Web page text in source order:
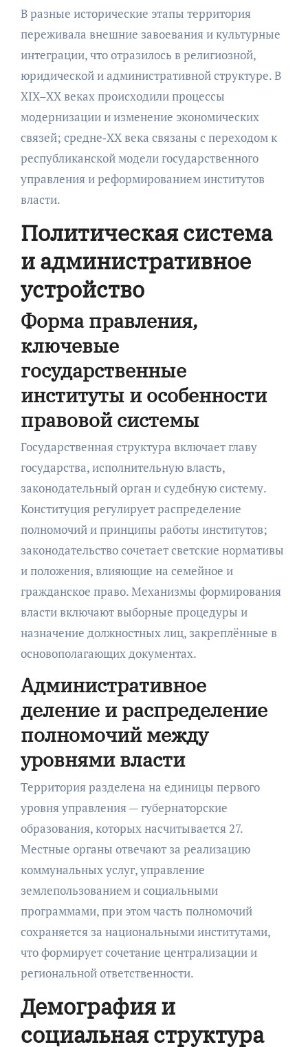
В разные исторические этапы территория
переживала внешние завоевания и культурные
интеграции, что отразилось в религиозной,
юридической и административной структуре. В
XIX–XX веках происходили процессы
модернизации и изменение экономических
связей; средне‑XX века связаны с переходом к
республиканской модели государственного
управления и реформированием институтов
власти.
Политическая система
и административное
устройство
Форма правления,
ключевые
государственные
институты и особенности
правовой системы
Государственная структура включает главу
государства, исполнительную власть,
законодательный орган и судебную систему.
Конституция регулирует распределение
полномочий и принципы работы институтов;
законодательство сочетает светские нормативы
и положения, влияющие на семейное и
гражданское право. Механизмы формирования
власти включают выборные процедуры и
назначение должностных лиц, закреплённые в
основополагающих документах.
Административное
деление и распределение
полномочий между
уровнями власти
Территория разделена на единицы первого
уровня управления — губернаторские
образования, которых насчитывается 27.
Местные органы отвечают за реализацию
коммунальных услуг, управление
землепользованием и социальными
программами, при этом часть полномочий
сохраняется за национальными институтами,
что формирует сочетание централизации и
региональной ответственности.
Демография и
социальная структура